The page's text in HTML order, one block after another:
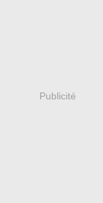
Publicité